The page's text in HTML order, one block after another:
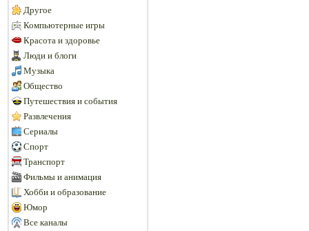
Другое
Компьютерные игры
Красота и здоровье
Люди и блоги
Музыка
Общество
Путешествия и события
Развлечения
Сериалы
Спорт
Транспорт
Фильмы и анимация
Хобби и образование
Юмор
Все каналы